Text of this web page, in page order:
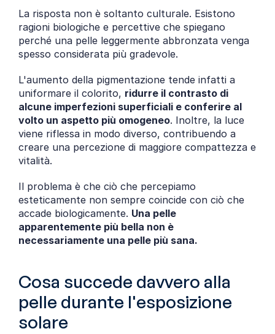
La risposta non è soltanto culturale. Esistono
ragioni biologiche e percettive che spiegano
perché una pelle leggermente abbronzata venga
spesso considerata più gradevole.
L'aumento della pigmentazione tende infatti a
uniformare il colorito, ridurre il contrasto di
alcune imperfezioni superficiali e conferire al
volto un aspetto più omogeneo. Inoltre, la luce
viene riflessa in modo diverso, contribuendo a
creare una percezione di maggiore compattezza e
vitalità.
Il problema è che ciò che percepiamo
esteticamente non sempre coincide con ciò che
accade biologicamente. Una pelle
apparentemente più bella non è
necessariamente una pelle più sana.
Cosa succede davvero alla
pelle durante l'esposizione
solare